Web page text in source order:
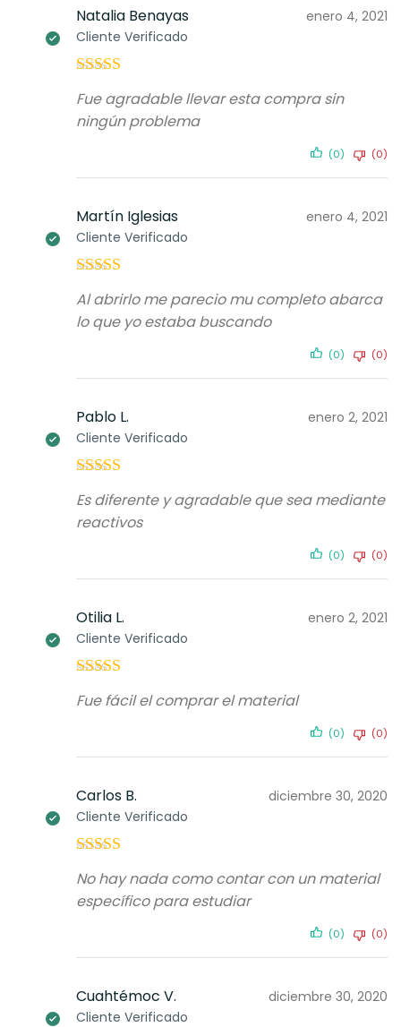
Natalia Benayas
Cliente Verificado
enero 4, 2021
5de 5
Fue agradable llevar esta compra sin
ningún problema
(0) (0)
Martín Iglesias
Cliente Verificado
enero 4, 2021
5de 5
Al abrirlo me parecio mu completo abarca
lo que yo estaba buscando
(0) (0)
Pablo L.
Cliente Verificado
enero 2, 2021
5de 5
Es diferente y agradable que sea mediante
reactivos
(0) (0)
Otilia L.
Cliente Verificado
enero 2, 2021
5de 5
Fue fácil el comprar el material
(0) (0)
Carlos B.
Cliente Verificado
diciembre 30, 2020
5de 5
No hay nada como contar con un material
específico para estudiar
(0) (0)
Cuahtémoc V.
Cliente Verificado
diciembre 30, 2020